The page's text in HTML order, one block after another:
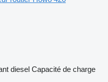
diesel Capacité de charge